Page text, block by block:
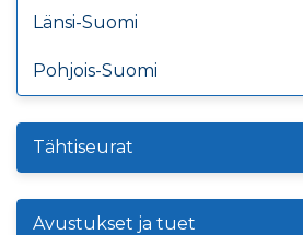
Länsi-Suomi
Pohjois-Suomi
Tähtiseurat
Avustukset ja tuet